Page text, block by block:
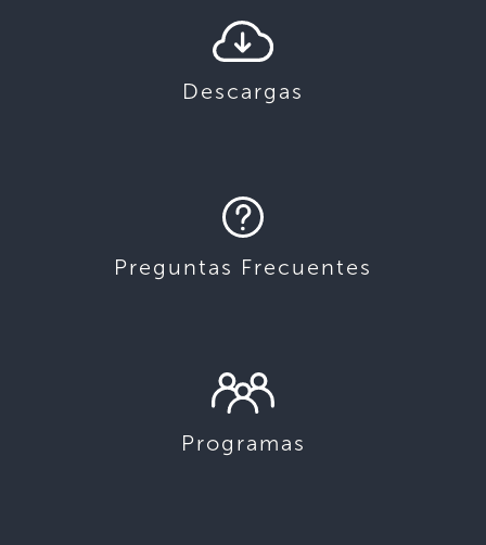
Descargas
Preguntas Frecuentes
Programas